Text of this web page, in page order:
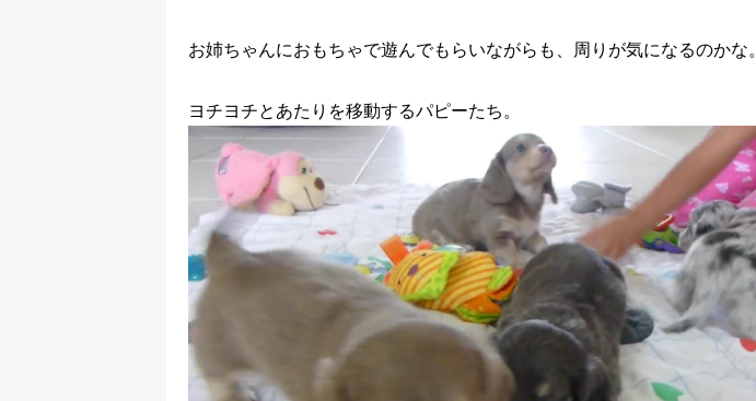
お姉ちゃんにおもちゃで遊んでもらいながらも、周りが気になるのかな。
ヨチヨチとあたりを移動するパピーたち。